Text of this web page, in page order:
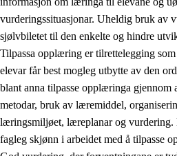
vurderingssituasjonar. Uheldig bruk av
sjølvbiletet til den enkelte og hindre
Tilpassa opplæring er tilrettelegging
elevar får best mogleg utbytte av den
blant anna tilpasse opplæringa gjennom
metodar, bruk av læremiddel,
læringsmiljøet, læreplanar og vurdering.
fagleg skjønn i arbeidet med å tilpasse